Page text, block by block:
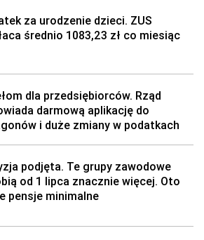
za urodzenie dzieci. ZUS
średnio 1083,23 zł co miesiąc
dla przedsiębiorców. Rząd
darmową aplikację do
i duże zmiany w podatkach
podjęta. Te grupy zawodowe
od 1 lipca znacznie więcej. Oto
pensje minimalne